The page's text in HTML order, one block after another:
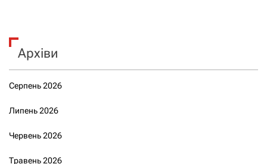
Архіви
Серпень 2026
Липень 2026
Червень 2026
Травень 2026